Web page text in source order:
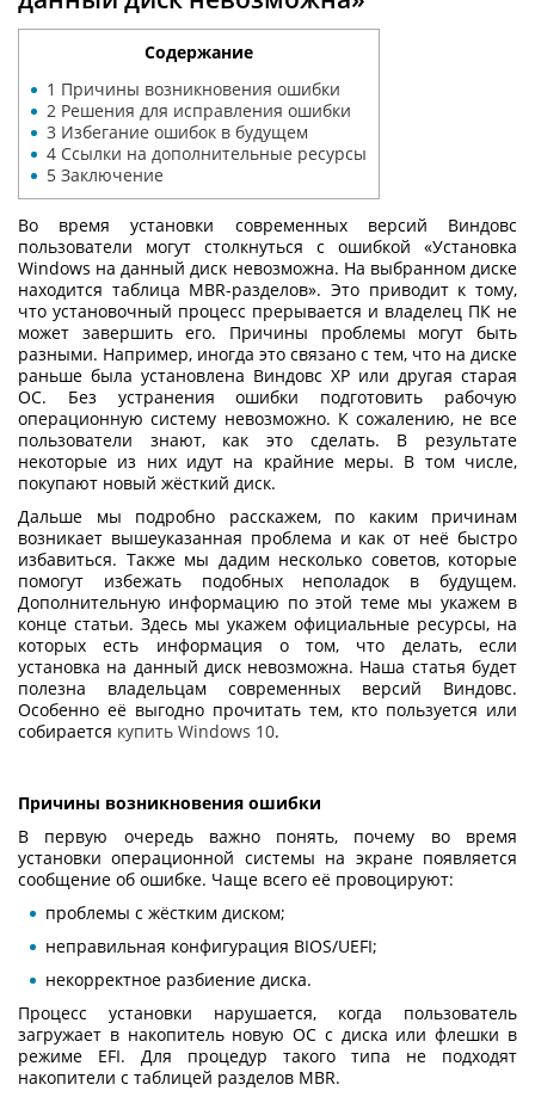
Содержание
1 Причины возникновения ошибки
2 Решения для исправления ошибки
3 Избегание ошибок в будущем
4 Ссылки на дополнительные ресурсы
5 Заключение
Во время установки современных версий Виндовс
пользователи могут столкнуться с ошибкой «Установка
Windows на данный диск невозможна. На выбранном диске
находится таблица MBR-разделов». Это приводит к тому,
что установочный процесс прерывается и владелец ПК не
может завершить его. Причины проблемы могут быть
разными. Например, иногда это связано с тем, что на диске
раньше была установлена Виндовс XP или другая старая
ОС. Без устранения ошибки подготовить рабочую
операционную систему невозможно. К сожалению, не все
пользователи знают, как это сделать. В результате
некоторые из них идут на крайние меры. В том числе,
покупают новый жёсткий диск.
Дальше мы подробно расскажем, по каким причинам
возникает вышеуказанная проблема и как от неё быстро
избавиться. Также мы дадим несколько советов, которые
помогут избежать подобных неполадок в будущем.
Дополнительную информацию по этой теме мы укажем в
конце статьи. Здесь мы укажем официальные ресурсы, на
которых есть информация о том, что делать, если
установка на данный диск невозможна. Наша статья будет
полезна владельцам современных версий Виндовс.
Особенно её выгодно прочитать тем, кто пользуется или
собирается купить Windows 10.
Причины возникновения ошибки
В первую очередь важно понять, почему во время
установки операционной системы на экране появляется
сообщение об ошибке. Чаще всего её провоцируют:
проблемы с жёстким диском;
неправильная конфигурация BIOS/UEFI;
некорректное разбиение диска.
Процесс установки нарушается, когда пользователь
загружает в накопитель новую ОС с диска или флешки в
режиме EFI. Для процедур такого типа не подходят
накопители с таблицей разделов MBR.